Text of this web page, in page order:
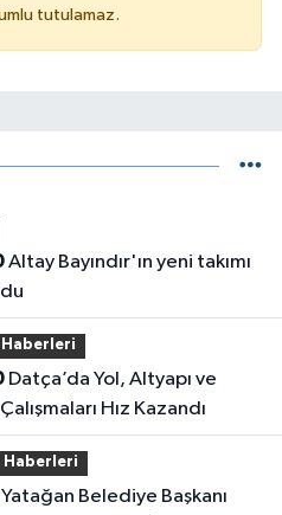
tutulamaz.
Altay Bayındır'ın yeni takımı
Haberleri
Datça’da Yol, Altyapı ve
Hız Kazandı
Haberleri